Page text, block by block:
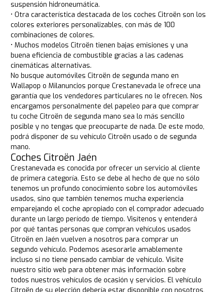
suspensión hidroneumática.
• Otra característica destacada de los coches Citroën son los
colores exteriores personalizables, con más de 100
combinaciones de colores.
• Muchos modelos Citroën tienen bajas emisiones y una
buena eficiencia de combustible gracias a las cadenas
cinemáticas alternativas.
No busque automóviles Citroën de segunda mano en
Wallapop o Milanuncios porque Crestanevada le ofrece una
garantía que los vendedores particulares no le ofrecen. Nos
encargamos personalmente del papeleo para que comprar
tu coche Citroën de segunda mano sea lo más sencillo
posible y no tengas que preocuparte de nada. De este modo,
podrá disponer de su vehículo Citroën usado o de segunda
mano.
Coches Citroën Jaén
Crestanevada es conocida por ofrecer un servicio al cliente
de primera categoría. Esto se debe al hecho de que no sólo
tenemos un profundo conocimiento sobre los automóviles
usados, sino que también tenemos mucha experiencia
emparejando el coche apropiado con el comprador adecuado
durante un largo período de tiempo. Visítenos y entenderá
por qué tantas personas que compran vehículos usados
Citroën en Jaén vuelven a nosotros para comprar un
segundo vehículo. Podemos asesorarle amablemente
incluso si no tiene pensado cambiar de vehículo. Visite
nuestro sitio web para obtener más información sobre
todos nuestros vehículos de ocasión y servicios. El vehículo